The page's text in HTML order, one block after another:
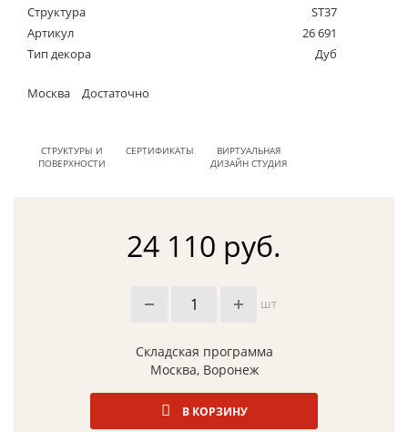
Структура
ST37
Артикул
26 691
Тип декора
Дуб
Москва Достаточно
СТРУКТУРЫ И
ПОВЕРХНОСТИ
СЕРТИФИКАТЫ
ВИРТУАЛЬНАЯ
ДИЗАЙН СТУДИЯ
24 110 руб.
шт
Складская программа
Москва, Воронеж
В КОРЗИНУ